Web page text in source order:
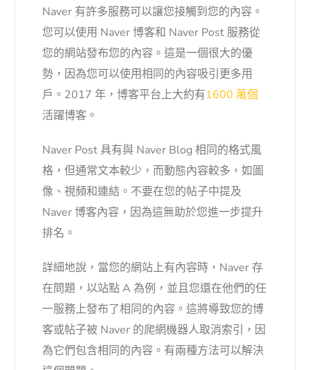
Naver 有許多服務可以讓您接觸到您的內容。
您可以使用 Naver 博客和 Naver Post 服務從
您的網站發布您的內容。這是一個很大的優
勢，因為您可以使用相同的內容吸引更多用
戶。2017 年，博客平台上大約有1600 萬個
活躍博客。
Naver Post 具有與 Naver Blog 相同的格式風
格，但通常文本較少，而動態內容較多，如圖
像、視頻和連結。不要在您的帖子中提及
Naver 博客內容，因為這無助於您進一步提升
排名。
詳細地說，當您的網站上有內容時，Naver 存
在問題，以站點 A 為例，並且您還在他們的任
一服務上發布了相同的內容。這將導致您的博
客或帖子被 Naver 的爬網機器人取消索引，因
為它們包含相同的內容。有兩種方法可以解決